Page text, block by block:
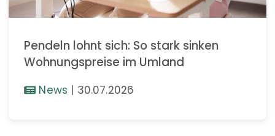
Pendeln lohnt sich: So stark sinken
Wohnungspreise im Umland
News | 30.07.2026